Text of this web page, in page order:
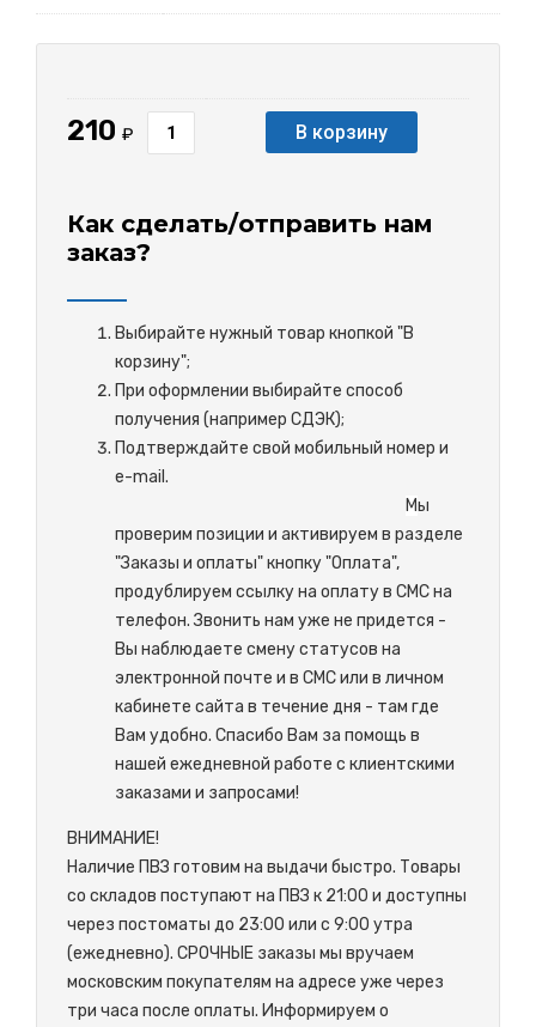
210 ₽ В корзину
Как сделать/отправить нам
заказ?
Выбирайте нужный товар кнопкой "В
корзину";
При оформлении выбирайте способ
получения (например СДЭК);
Подтверждайте свой мобильный номер и
e-mail.
Мы
проверим позиции и активируем в разделе
"Заказы и оплаты" кнопку "Оплата",
продублируем ссылку на оплату в СМС на
телефон. Звонить нам уже не придется -
Вы наблюдаете смену статусов на
электронной почте и в СМС или в личном
кабинете сайта в течение дня - там где
Вам удобно. Спасибо Вам за помощь в
нашей ежедневной работе с клиентскими
заказами и запросами!
ВНИМАНИЕ!
Наличие ПВЗ готовим на выдачи быстро. Товары
со складов поступают на ПВЗ к 21:00 и доступны
через постоматы до 23:00 или с 9:00 утра
(ежедневно). СРОЧНЫЕ заказы мы вручаем
московским покупателям на адресе уже через
три часа после оплаты. Информируем о